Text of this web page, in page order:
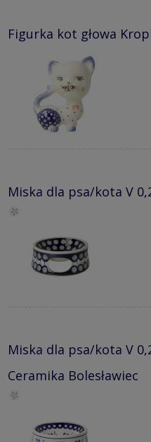
Figurka kot głowa
Miska dla psa/kota V
Miska dla psa/kota V
Ceramika Bolesławiec